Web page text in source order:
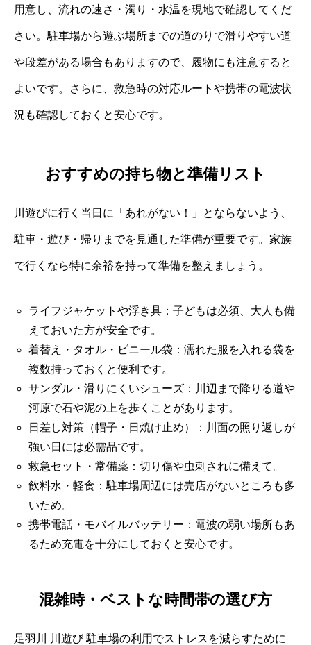
用意し、流れの速さ・濁り・水温を現地で確認してくだ
さい。駐車場から遊ぶ場所までの道のりで滑りやすい道
や段差がある場合もありますので、履物にも注意すると
よいです。さらに、救急時の対応ルートや携帯の電波状
況も確認しておくと安心です。
おすすめの持ち物と準備リスト
川遊びに行く当日に「あれがない！」とならないよう、
駐車・遊び・帰りまでを見通した準備が重要です。家族
で行くなら特に余裕を持って準備を整えましょう。
ライフジャケットや浮き具：子どもは必須、大人も備
えておいた方が安全です。
着替え・タオル・ビニール袋：濡れた服を入れる袋を
複数持っておくと便利です。
サンダル・滑りにくいシューズ：川辺まで降りる道や
河原で石や泥の上を歩くことがあります。
日差し対策（帽子・日焼け止め）：川面の照り返しが
強い日には必需品です。
救急セット・常備薬：切り傷や虫刺されに備えて。
飲料水・軽食：駐車場周辺には売店がないところも多
いため。
携帯電話・モバイルバッテリー：電波の弱い場所もあ
るため充電を十分にしておくと安心です。
混雑時・ベストな時間帯の選び方
足羽川 川遊び 駐車場の利用でストレスを減らすために